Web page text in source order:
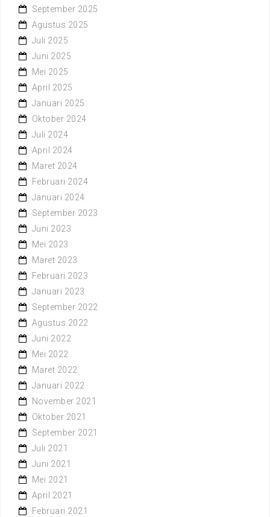
September 2025
Agustus 2025
Juli 2025
Juni 2025
Mei 2025
April 2025
Januari 2025
Oktober 2024
Juli 2024
April 2024
Maret 2024
Februari 2024
Januari 2024
September 2023
Juni 2023
Mei 2023
Maret 2023
Februari 2023
Januari 2023
September 2022
Agustus 2022
Juni 2022
Mei 2022
Maret 2022
Januari 2022
November 2021
Oktober 2021
September 2021
Juli 2021
Juni 2021
Mei 2021
April 2021
Februari 2021